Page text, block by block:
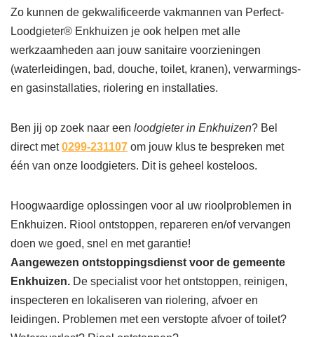
Zo kunnen de gekwalificeerde vakmannen van Perfect-
Loodgieter® Enkhuizen je ook helpen met alle
werkzaamheden aan jouw sanitaire voorzieningen
(waterleidingen, bad, douche, toilet, kranen), verwarmings-
en gasinstallaties, riolering en installaties.
Ben jij op zoek naar een loodgieter in Enkhuizen? Bel
direct met0299-231107 om jouw klus te bespreken met
één van onze loodgieters. Dit is geheel kosteloos.
Hoogwaardige oplossingen voor al uw rioolproblemen in
Enkhuizen. Riool ontstoppen, repareren en/of vervangen
doen we goed, snel en met garantie!
Aangewezen ontstoppingsdienst voor de gemeente
Enkhuizen. De specialist voor het ontstoppen, reinigen,
inspecteren en lokaliseren van riolering, afvoer en
leidingen. Problemen met een verstopte afvoer of toilet?